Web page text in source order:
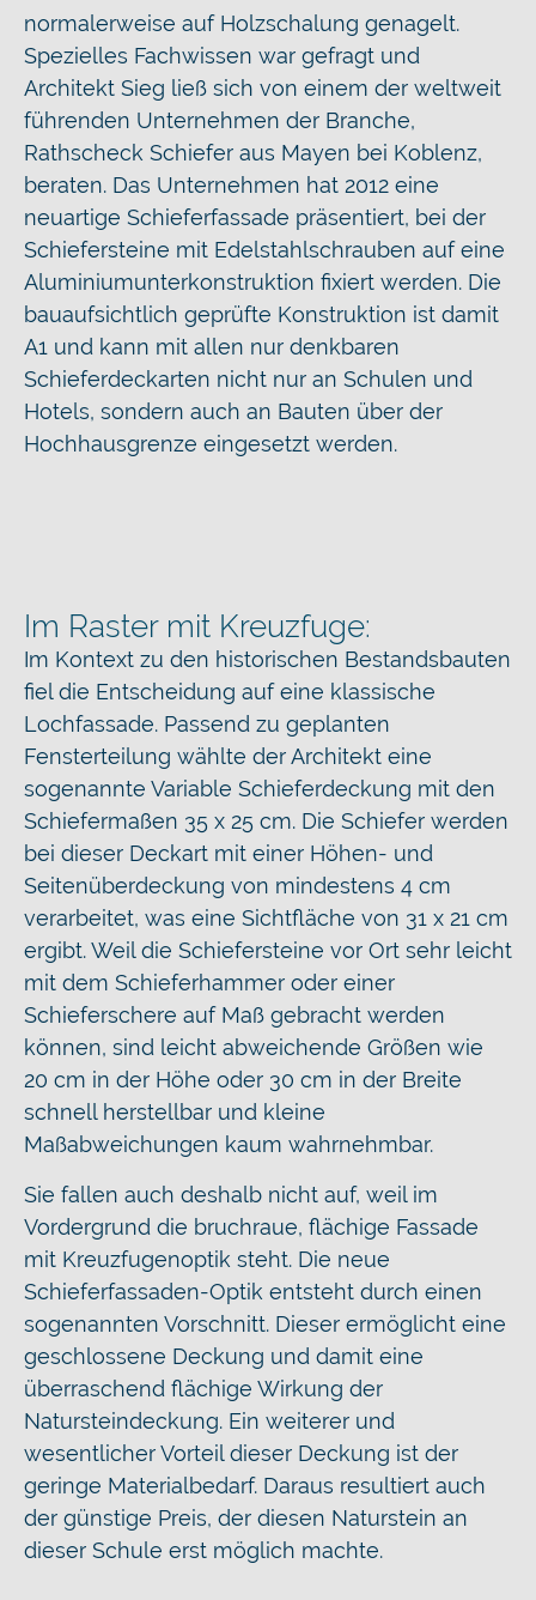
normalerweise auf Holzschalung genagelt.
Spezielles Fachwissen war gefragt und
Architekt Sieg ließ sich von einem der weltweit
führenden Unternehmen der Branche,
Rathscheck Schiefer aus Mayen bei Koblenz,
beraten. Das Unternehmen hat 2012 eine
neuartige Schieferfassade präsentiert, bei der
Schiefersteine mit Edelstahlschrauben auf eine
Aluminiumunterkonstruktion fixiert werden. Die
bauaufsichtlich geprüfte Konstruktion ist damit
A1 und kann mit allen nur denkbaren
Schieferdeckarten nicht nur an Schulen und
Hotels, sondern auch an Bauten über der
Hochhausgrenze eingesetzt werden.
Im Raster mit Kreuzfuge:
Im Kontext zu den historischen Bestandsbauten
fiel die Entscheidung auf eine klassische
Lochfassade. Passend zu geplanten
Fensterteilung wählte der Architekt eine
sogenannte Variable Schieferdeckung mit den
Schiefermaßen 35 x 25 cm. Die Schiefer werden
bei dieser Deckart mit einer Höhen- und
Seitenüberdeckung von mindestens 4 cm
verarbeitet, was eine Sichtfläche von 31 x 21 cm
ergibt. Weil die Schiefersteine vor Ort sehr leicht
mit dem Schieferhammer oder einer
Schieferschere auf Maß gebracht werden
können, sind leicht abweichende Größen wie
20 cm in der Höhe oder 30 cm in der Breite
schnell herstellbar und kleine
Maßabweichungen kaum wahrnehmbar.
Sie fallen auch deshalb nicht auf, weil im
Vordergrund die bruchraue, flächige Fassade
mit Kreuzfugenoptik steht. Die neue
Schieferfassaden-Optik entsteht durch einen
sogenannten Vorschnitt. Dieser ermöglicht eine
geschlossene Deckung und damit eine
überraschend flächige Wirkung der
Natursteindeckung. Ein weiterer und
wesentlicher Vorteil dieser Deckung ist der
geringe Materialbedarf. Daraus resultiert auch
der günstige Preis, der diesen Naturstein an
dieser Schule erst möglich machte.